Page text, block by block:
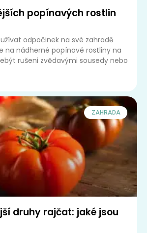
popínavých rostlin
odpočinek na své zahradě
na nádherné popínavé rostliny na
rušeni zvědavými sousedy nebo
ZAHRADA
druhy rajčat: jaké jsou